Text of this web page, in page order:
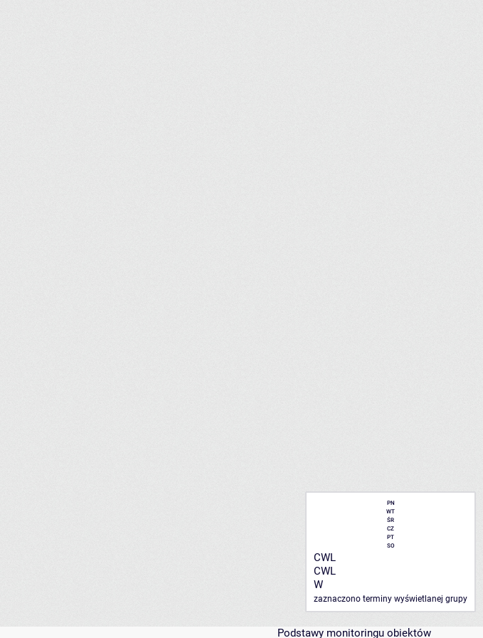
PN
WT
ŚR
CZ
PT
SO
CWL
CWL
W
zaznaczono terminy wyświetlanej grupy
Podstawy monitoringu obiektów